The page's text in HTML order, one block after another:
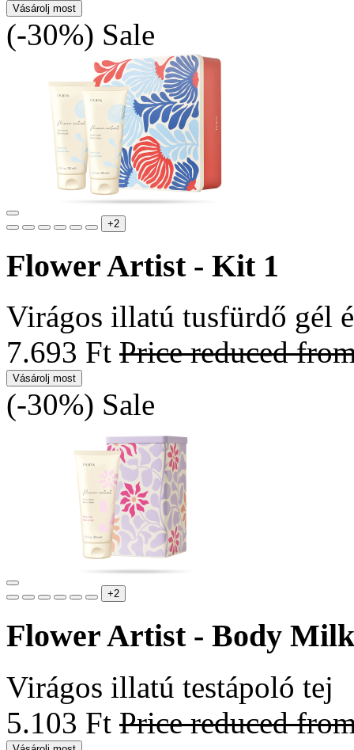
Vásárolj most
(-30%) Sale
+2
Flower Artist - Kit 1
Virágos illatú tusfürdő gél
7.693 Ft Price reduced
Vásárolj most
(-30%) Sale
+2
Flower Artist - Body Milk
Virágos illatú testápoló tej
5.103 Ft Price reduced